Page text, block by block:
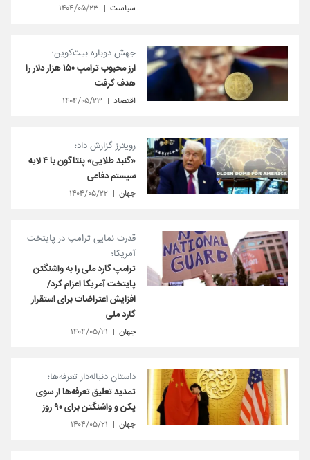
سیاست ۱۴۰۴/۰۵/۲۳
جهش دوباره بیت‌کوین؛
ارز محبوب ترامپ ۱۵۰ هزار دلار را
هدف گرفت
اقتصاد ۱۴۰۴/۰۵/۲۳
رویترز گزارش داد؛
«گنبد طلایی» پنتاگون با ۴ لایه
سیستم دفاعی
جهان ۱۴۰۴/۰۵/۲۲
قدرت نمایی ترامپ در پایتخت
آمریکا؛
ترامپ گارد ملی را به واشنگتن
پایتخت آمریکا اعزام کرد/
افزایش اعتراضات برای استقرار
گارد ملی
جهان ۱۴۰۴/۰۵/۲۱
داستان دنباله‌دار تعرفه‌ها؛
تمدید تعلیق تعرفه‌ها ار سوی
پکن و واشنگتن برای ۹۰ روز
جهان ۱۴۰۴/۰۵/۲۱